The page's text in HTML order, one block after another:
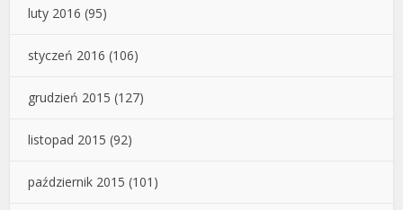
luty 2016 (95)
styczeń 2016 (106)
grudzień 2015 (127)
listopad 2015 (92)
październik 2015 (101)